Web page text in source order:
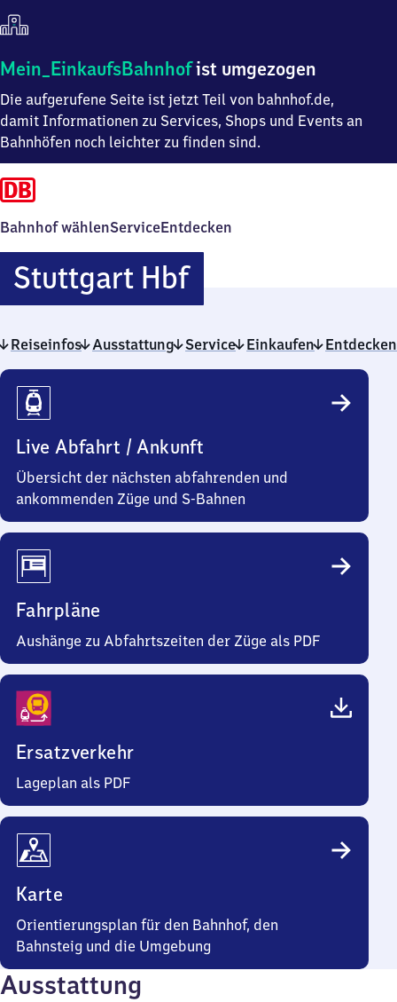
Mein
Einkaufsbahnhof
ist
umgezogen
Mein_EinkaufsBahnhofist umgezogen
Die aufgerufene Seite ist jetzt Teil von bahnhof.de,
damit Informationen zu Services, Shops und Events an
Bahnhöfen noch leichter zu finden sind.
Bahnhof wählenServiceEntdecken
Stuttgart HbfStuttgart
Hauptbahnhof
Reiseinfos Ausstattung Service Einkaufen Entdecken
Reiseinfos
Live Abfahrt / Ankunft
Übersicht der nächsten abfahrenden und
ankommenden Züge und S-Bahnen
Fahrpläne
Aushänge zu Abfahrtszeiten der Züge als PDF
Ersatzverkehr
Lageplan als PDF
Karte
Orientierungsplan für den Bahnhof, den
Bahnsteig und die Umgebung
Ausstattung